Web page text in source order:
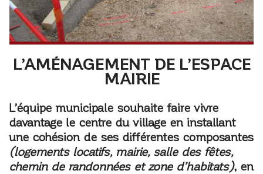
L’AMÉNAGEMENT DE L’ESPACE
MAIRIE
L’équipe municipale souhaite faire vivre
davantage le centre du village en installant
une cohésion de ses différentes composantes
(logements locatifs, mairie, salle des fêtes,
chemin de randonnées et zone d’habitats), en